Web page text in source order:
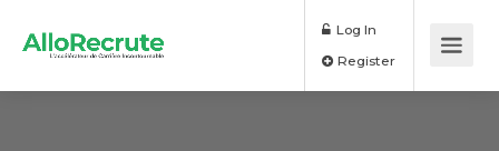
Log In